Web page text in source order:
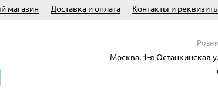
магазин Доставка и оплата Контакты и
Москва, 1-я Останкинская